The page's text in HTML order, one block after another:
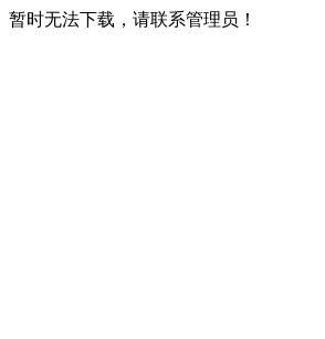
暂时无法下载，请联系管理员！